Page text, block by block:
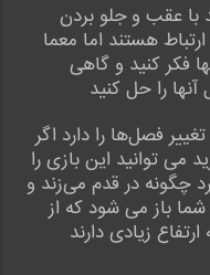
با عقب و جلو بردن
هستند اما معما
فکر کنید و گاهی
را حل کنید
فصل‌ها را دارد اگر
توانید این بازی را
چگونه در قدم می‌زند و
شما باز می شود که از
زیادی دارند